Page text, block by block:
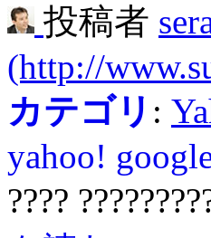
投稿者
(http://
カテゴリ :
yahoo!
????